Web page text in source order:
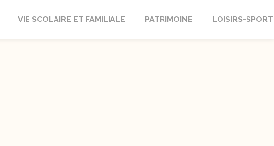
VIE SCOLAIRE ET FAMILIALE PATRIMOINE LOISIRS-SPORT